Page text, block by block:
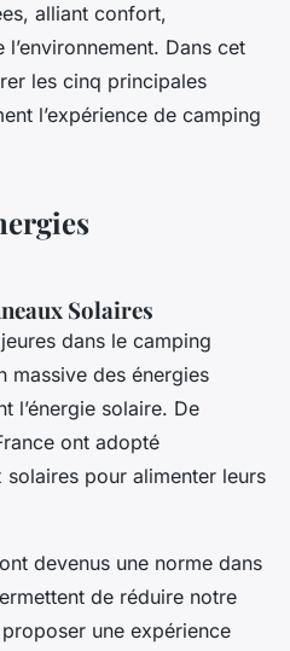
alliant confort,
Dans cet
les cinq principales
l’expérience de camping
Solaires
dans le camping
massive des énergies
l’énergie solaire. De
ont adopté
solaires pour alimenter leurs
devenus une norme dans
de réduire notre
une expérience